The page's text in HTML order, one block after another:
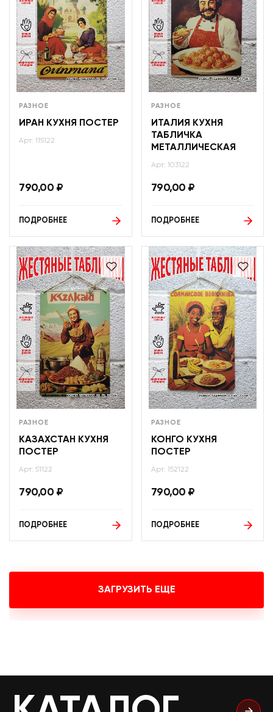
РАЗНОЕ
ИРАН КУХНЯ ПОСТЕР
Арт: 115122
790,00 ₽
ПОДРОБНЕЕ
РАЗНОЕ
ИТАЛИЯ КУХНЯ
ТАБЛИЧКА
МЕТАЛЛИЧЕСКАЯ
Арт: 103122
790,00 ₽
ПОДРОБНЕЕ
РАЗНОЕ
КАЗАХСТАН КУХНЯ
ПОСТЕР
Арт: 51122
790,00 ₽
ПОДРОБНЕЕ
РАЗНОЕ
КОНГО КУХНЯ
ПОСТЕР
Арт: 152122
790,00 ₽
ПОДРОБНЕЕ
ЗАГРУЗИТЬ ЕЩЕ